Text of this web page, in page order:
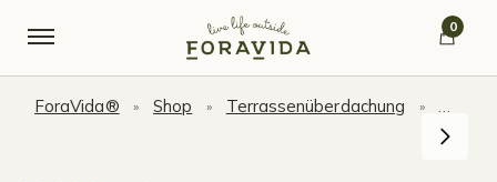
0
ForaVida® » Shop » Terrassenüberdachung »